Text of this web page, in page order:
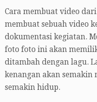
Cara membuat video
membuat sebuah video
dokumentasi kegiatan.
foto foto ini akan
ditambah dengan lagu.
kenangan akan
semakin hidup.